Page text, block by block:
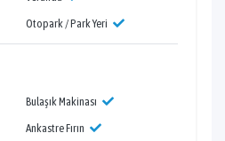
Otopark / Park Yeri
Bulaşık Makinası
Ankastre Fırın